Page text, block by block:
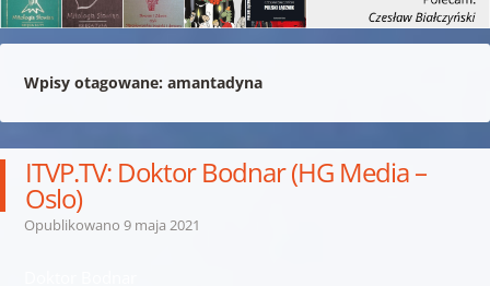
Wpisy otagowane: amantadyna
ITVP.TV: Doktor Bodnar (HG Media –
Oslo)
Opublikowano 9 maja 2021